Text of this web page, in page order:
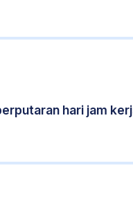
hari jam